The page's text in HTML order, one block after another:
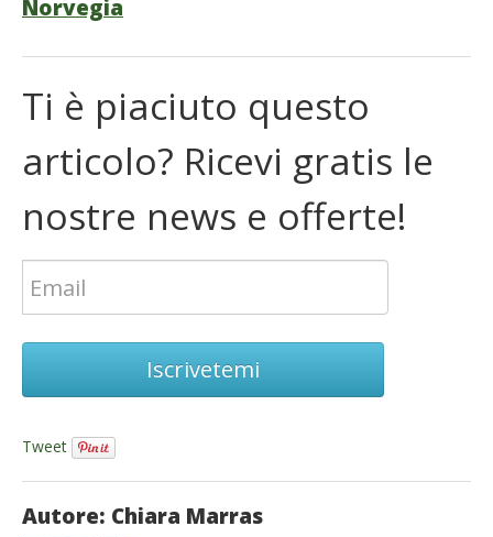
Norvegia
Ti è piaciuto questo
articolo? Ricevi gratis le
nostre news e offerte!
Iscrivetemi
Tweet
Autore: Chiara Marras